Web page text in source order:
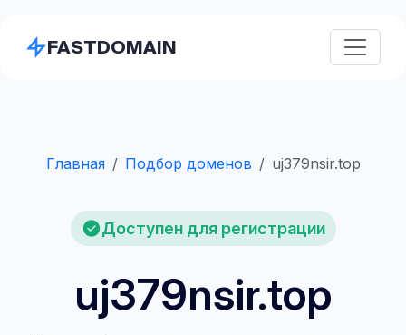
FASTDOMAIN
Главная Подбор доменов uj379nsir.top
Доступен для регистрации
uj379nsir.top